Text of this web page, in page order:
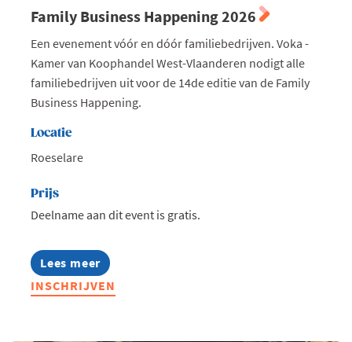
Family Business Happening 2026
Een evenement vóór en dóór familiebedrijven. Voka -
Kamer van Koophandel West-Vlaanderen nodigt alle
familiebedrijven uit voor de 14de editie van de Family
Business Happening.
Locatie
Roeselare
Prijs
Deelname aan dit event is gratis.
Lees meer
about
Family
Business
INSCHRIJVEN